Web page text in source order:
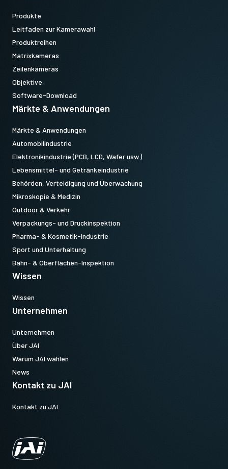
Produkte
Leitfaden zur Kamerawahl
Produktreihen
Matrixkameras
Zeilenkameras
Objektive
Software-Download
Märkte & Anwendungen
Märkte & Anwendungen
Automobilindustrie
Elektronikindustrie (PCB, LCD, Wafer usw.)
Lebensmittel- und Getränkeindustrie
Behörden, Verteidigung und Überwachung
Mikroskopie & Medizin
Outdoor & Verkehr
Verpackungs- und Druckinspektion
Pharma- & Kosmetik-Industrie
Sport und Unterhaltung
Bahn- & Oberflächen-Inspektion
Wissen
Wissen
Unternehmen
Unternehmen
Über JAI
Warum JAI wählen
News
Kontakt zu JAI
Kontakt zu JAI